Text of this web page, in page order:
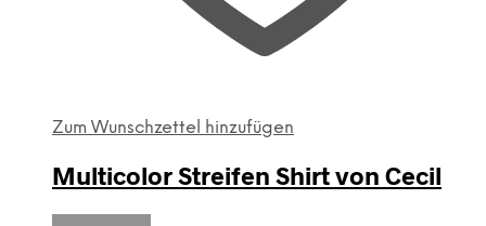
Zum Wunschzettel hinzufügen
Multicolor Streifen Shirt von Cecil